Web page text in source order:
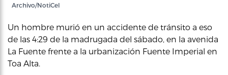
Archivo/NotiCel
Un hombre murió en un accidente de tránsito a eso
de las 4:29 de la madrugada del sábado, en la avenida
La Fuente frente a la urbanización Fuente Imperial en
Toa Alta.